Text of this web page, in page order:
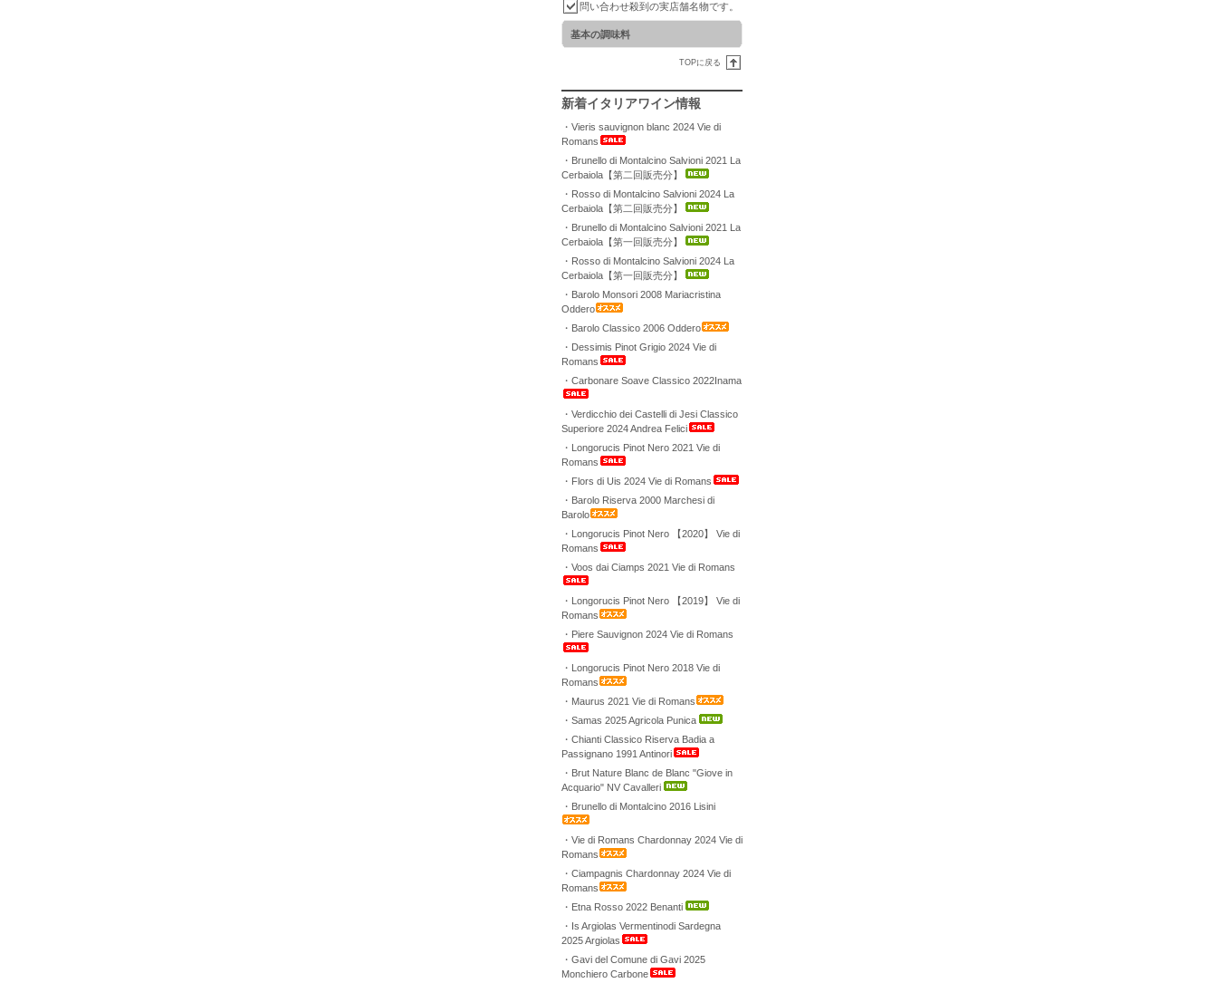
問い合わせ殺到の実店舗名物です。
基本の調味料
TOPに戻る
新着イタリアワイン情報
・Vieris sauvignon blanc 2024 Vie di
Romans
・Brunello di Montalcino Salvioni 2021 La
Cerbaiola【第二回販売分】
・Rosso di Montalcino Salvioni 2024 La
Cerbaiola【第二回販売分】
・Brunello di Montalcino Salvioni 2021 La
Cerbaiola【第一回販売分】
・Rosso di Montalcino Salvioni 2024 La
Cerbaiola【第一回販売分】
・Barolo Monsori 2008 Mariacristina
Oddero
・Barolo Classico 2006 Oddero
・Dessimis Pinot Grigio 2024 Vie di
Romans
・Carbonare Soave Classico 2022Inama
・Verdicchio dei Castelli di Jesi Classico
Superiore 2024 Andrea Felici
・Longorucis Pinot Nero 2021 Vie di
Romans
・Flors di Uis 2024 Vie di Romans
・Barolo Riserva 2000 Marchesi di
Barolo
・Longorucis Pinot Nero 【2020】 Vie di
Romans
・Voos dai Ciamps 2021 Vie di Romans
・Longorucis Pinot Nero 【2019】 Vie di
Romans
・Piere Sauvignon 2024 Vie di Romans
・Longorucis Pinot Nero 2018 Vie di
Romans
・Maurus 2021 Vie di Romans
・Samas 2025 Agricola Punica
・Chianti Classico Riserva Badia a
Passignano 1991 Antinori
・Brut Nature Blanc de Blanc "Giove in
Acquario" NV Cavalleri
・Brunello di Montalcino 2016 Lisini
・Vie di Romans Chardonnay 2024 Vie di
Romans
・Ciampagnis Chardonnay 2024 Vie di
Romans
・Etna Rosso 2022 Benanti
・Is Argiolas Vermentinodi Sardegna
2025 Argiolas
・Gavi del Comune di Gavi 2025
Monchiero Carbone